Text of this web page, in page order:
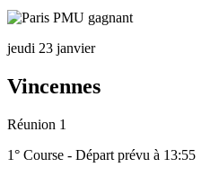
jeudi 23 janvier
Vincennes
Réunion 1
1° Course - Départ prévu à 13:55